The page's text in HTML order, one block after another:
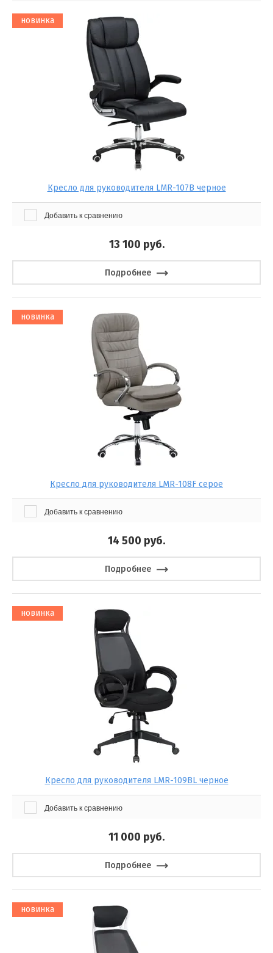
новинка
Кресло для руководителя LMR-107B черное
Добавить к сравнению
13 100 руб.
Подробнее
новинка
Кресло для руководителя LMR-108F серое
Добавить к сравнению
14 500 руб.
Подробнее
новинка
Кресло для руководителя LMR-109BL черное
Добавить к сравнению
11 000 руб.
Подробнее
новинка